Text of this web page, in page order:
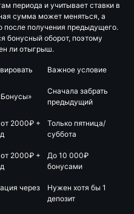
периода и учитывает ставки в
сумма может меняться, а
после получения предыдущего.
бонусный оборот, поэтому
ли отыгрыш.
Важное условие
Сначала забрать
предыдущий
2000₽ +
Только пятница/
суббота
2000₽ +
До 10 000₽
бонусами
через
Нужен хотя бы 1
депозит